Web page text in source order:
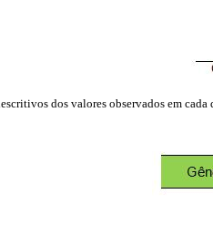
dos valores observados em